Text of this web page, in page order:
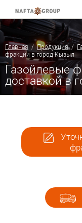
Главная /Продукция/
фракции в город Кызыл
Газойлевые
доставкой в